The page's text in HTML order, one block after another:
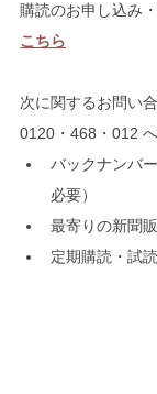
購読のお申し込み
こちら
次に関するお問い
0120・468・012 へ
バックナンバ
必要）
最寄りの新聞
定期購読・試